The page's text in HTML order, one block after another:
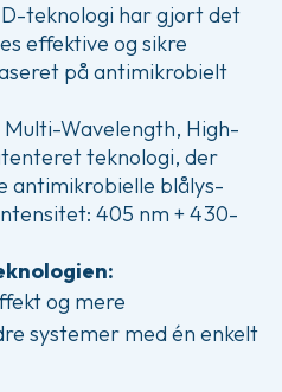
teknologi har gjort det
effektive og sikre
på antimikrobielt
Multi-Wavelength, High-
teknologi, der
antimikrobielle blålys-
405 nm + 430-
og mere
systemer med én enkelt